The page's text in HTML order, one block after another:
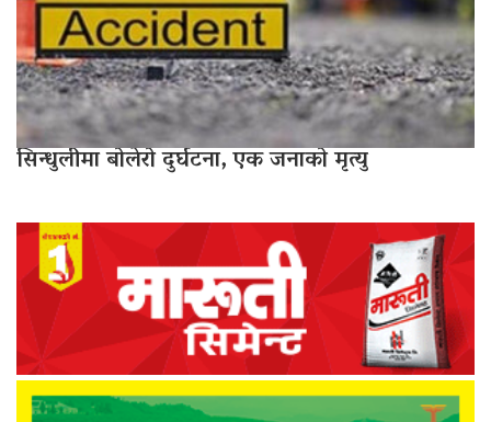
सिन्धुलीमा बोलेरो दुर्घटना, एक जनाको मृत्यु